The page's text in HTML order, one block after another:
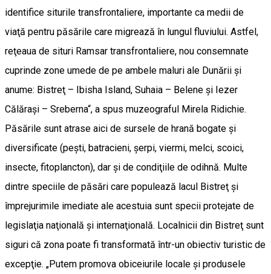
identifice siturile transfrontaliere, importante ca medii de
viaţă pentru păsările care migrează în lungul fluviului. Astfel,
reţeaua de situri Ramsar transfrontaliere, nou consemnate
cuprinde zone umede de pe ambele maluri ale Dunării şi
anume: Bistreţ – Ibisha Island, Suhaia – Belene şi Iezer
Călăraşi – Sreberna“, a spus muzeograful Mirela Ridichie.
Păsările sunt atrase aici de sursele de hrană bogate şi
diversificate (peşti, batracieni, şerpi, viermi, melci, scoici,
insecte, fitoplancton), dar şi de condiţiile de odihnă. Multe
dintre speciile de păsări care populează lacul Bistreţ şi
împrejurimile imediate ale acestuia sunt specii protejate de
legislaţia naţională şi internaţională. Localnicii din Bistreţ sunt
siguri că zona poate fi transformată într-un obiectiv turistic de
excepţie. „Putem promova obiceiurile locale şi produsele